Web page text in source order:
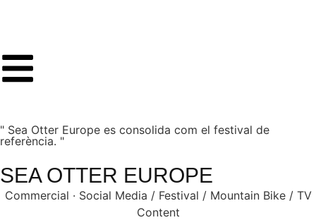
" Sea Otter Europe es consolida com el festival de
referència. "
SEA OTTER EUROPE
Commercial · Social Media / Festival / Mountain Bike / TV
Content